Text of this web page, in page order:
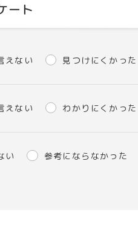
ート
えない 見つけにくかった
えない わかりにくかった
い 参考にならなかった